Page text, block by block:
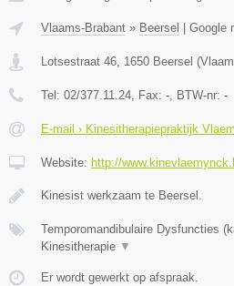
Vlaams-Brabant » Beersel Google
Lotsestraat 46, 1650 Beersel (
Tel: 02/377.11.24, Fax: -, BTW-nr: -
E-mail › Kinesitherapiepraktijk
Website: http://
Kinesist werkzaam te Beersel.
Temporomandibulaire Dysfuncties
Kinesitherapie ▼
Er wordt gewerkt op afspraak.